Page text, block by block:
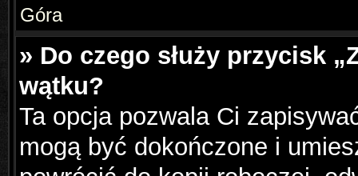
Góra
» Do czego służy przycisk
wątku?
Ta opcja pozwala Ci
mogą być dokończone i